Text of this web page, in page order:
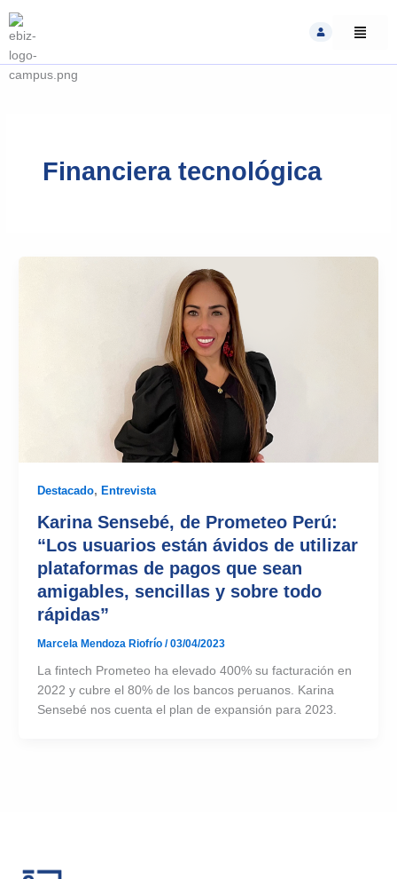
to
content
Financiera tecnológica
Destacado, Entrevista
Karina Sensebé, de Prometeo Perú:
“Los usuarios están ávidos de utilizar
plataformas de pagos que sean
amigables, sencillas y sobre todo
rápidas”
Marcela Mendoza Riofrío /03/04/2023
La fintech Prometeo ha elevado 400% su facturación en
2022 y cubre el 80% de los bancos peruanos. Karina
Sensebé nos cuenta el plan de expansión para 2023.